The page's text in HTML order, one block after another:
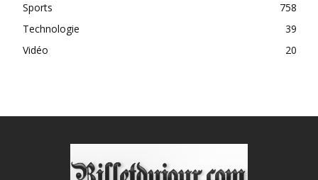
Sports
758
Technologie
39
Vidéo
20